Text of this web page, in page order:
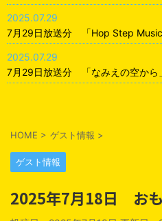
2025.07.29
7月29日放送分 「Hop Step
2025.07.29
7月29日放送分 「なみえの空から
HOME > ゲスト情報 >
ゲスト情報
2025年7月18日 お